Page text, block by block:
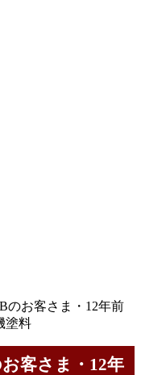
のお客さま・12年前
塗料
客さま・12年